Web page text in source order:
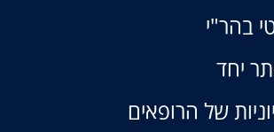
בהר"י
יחד
של הרופאים